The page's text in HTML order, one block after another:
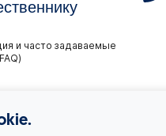
и часто задаваемые